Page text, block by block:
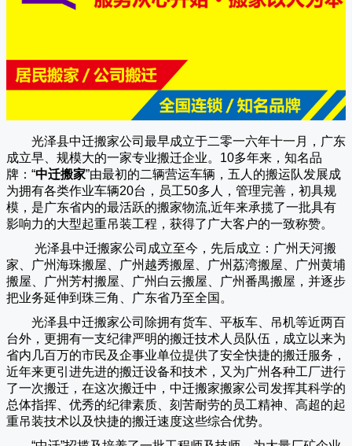
光泽县中迁搬家公司 最早成立于二零一六年十一月，广东
成立早、规模大的一家专业搬迁企业。10多年来，知名品
牌：“中迁搬家”由最初的二辆营运车辆，五人的搬运队发展成
为拥有各类作业车辆20台，员工50多人，管理完善，初具规
模，是广东省内的最活跃的搬家物流,近年来承揽了一批具有
影响力的大型起重吊装工程，获得了广大客户的一致称赞。
光泽县中迁搬家公司成立至今，先后成立：广州天河搬
家、广州海珠搬屋、广州越秀搬屋、广州荔湾搬屋、广州黄埔
搬屋、广州芳村搬屋、广州白云搬屋、广州番禺搬屋，并逐步
把业务延伸到珠三角、广东省乃至全国。
光泽县中迁搬家公司除拥有货车、平板车、吊机等近两百
台外，更拥有一支纪律严明的搬迁技术人员队伍，成立以来为
省内几百万的市民及企事业单位提供了安全快捷的搬迁服务，
近年来更引进先进的搬迁设备和技术，又为广州各种工厂进行
了一次搬迁，在这次搬迁中， 中迁搬家搬家公司发挥其科学的
总体指挥、优秀的纪律素质、刻苦耐劳的员工精神、高超的起
重吊装技术以及快捷的搬迁速度这些综合优势。